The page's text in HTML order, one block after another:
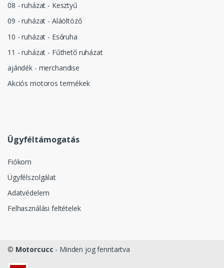
08 - ruházat - Kesztyű
09 - ruházat - Aláöltöző
10 - ruházat - Esőruha
11 - ruházat - Fűthető ruházat
ajándék - merchandise
Akciós motoros termékek
Ügyféltámogatás
Fiókom
Ügyfélszolgálat
Adatvédelem
Felhasználási feltételek
© Motorcucc - Minden jog fenntartva